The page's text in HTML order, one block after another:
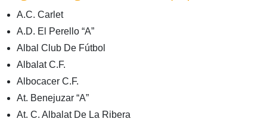
A.C. Carlet
A.D. El Perello “A”
Albal Club De Fútbol
Albalat C.F.
Albocacer C.F.
At. Benejuzar “A”
At. C. Albalat De La Ribera